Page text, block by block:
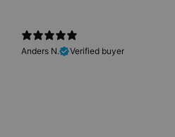
Anders N.
Verified buyer